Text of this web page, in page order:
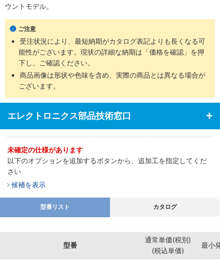
ウントモデル。
ご注意
受注状況により、最短納期がカタログ表記よりも長くなる可
能性がございます。現状の詳細な納期は「価格を確認」を押
下し、ご確認ください。
商品画像は形状や色味を含め、実際の商品とは異なる場合が
ございます。
エレクトロニクス部品技術窓口
未確定の仕様があります
以下のオプションを追加するボタンから、追加工を指定してくだ
さい
候補を表示
型番リスト カタログ
型番
通常単価(税別)
(税込単価)
最小